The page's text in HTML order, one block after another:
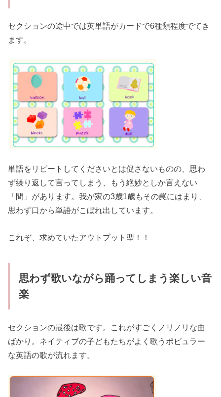
セクションの途中では英単語がカードで6種類程度でてき
ます。
単語をリピートしてくださいとは促さないものの、思わ
ず繰り返して言ってしまう、もう絶妙としか言えない
「間」があります。我が家の3歳1歳もその罠にはまり、
思わず口から単語がこぼれ出しています。
これぞ、求めていたアウトプット型！！
思わず歌いながら踊ってしまう楽しい音
楽
セクションの最後は歌です。これがすごくノリノリな曲
ばかり。ネイティブの子どもたちがよく歌うポピュラー
な英語の歌が流れます。